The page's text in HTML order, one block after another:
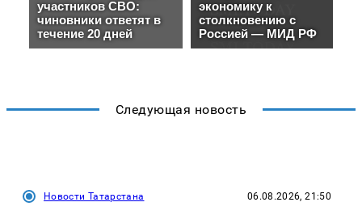
Следующая новость
Новости Татарстана 06.08.2026, 21:50